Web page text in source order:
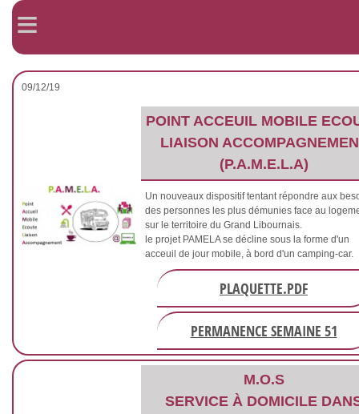
≡
09/12/19
POINT ACCEUIL MOBILE
LIAISON
(P.A.M.E.L.A)
Un nouveaux dispositif tentant répondre aux
des personnes les plus démunies face au
sur le territoire du Grand Libournais.
le projet PAMELA se décline sous la forme d'un
acceuil de jour mobile, à bord d'un camping-car.
PLAQUETTE.PDF
PERMANENCE SEMAINE 51
M.O.S
SERVICE À DOMICILE